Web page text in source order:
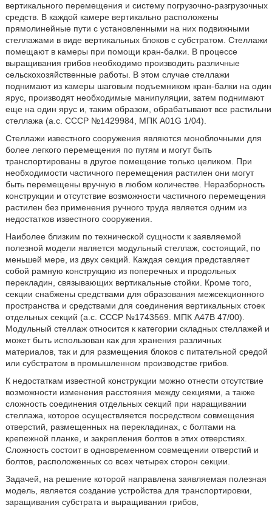
вертикального перемещения и систему погрузочно-разгрузочных
средств. В каждой камере вертикально расположены
прямолинейные пути с установленными на них подвижными
стеллажами в виде вертикальных блоков с субстратом. Стеллажи
помещают в камеры при помощи кран-балки. В процессе
выращивания грибов необходимо производить различные
сельскохозяйственные работы. В этом случае стеллажи
поднимают из камеры шаговым подъемником кран-балки на один
ярус, производят необходимые манипуляции, затем поднимают
еще на один ярус и, таким образом, обрабатывают все растильни
стеллажа (а.с. СССР №1429984, МПК A01G 1/04).
Стеллажи известного сооружения являются моноблочными для
более легкого перемещения по путям и могут быть
транспортированы в другое помещение только целиком. При
необходимости частичного перемещения растилен они могут
быть перемещены вручную в любом количестве. Неразборность
конструкции и отсутствие возможности частичного перемещения
растилен без применения ручного труда является одним из
недостатков известного сооружения.
Наиболее близким по технической сущности к заявляемой
полезной модели является модульный стеллаж, состоящий, по
меньшей мере, из двух секций. Каждая секция представляет
собой рамную конструкцию из поперечных и продольных
перекладин, связывающих вертикальные стойки. Кроме того,
секции снабжены средствами для образования межсекционного
пространства и средствами для соединения вертикальных стоек
отдельных секций (а.с. СССР №1743569. МПК А47В 47/00).
Модульный стеллаж относится к категории складных стеллажей и
может быть использован как для хранения различных
материалов, так и для размещения блоков с питательной средой
или субстратом в промышленном производстве грибов.
К недостаткам известной конструкции можно отнести отсутствие
возможности изменения расстояния между секциями, а также
сложность соединения отдельных секций при наращивании
стеллажа, которое осуществляется посредством совмещения
отверстий, размещенных на перекладинах, с болтами на
крепежной планке, и закрепления болтов в этих отверстиях.
Сложность состоит в одновременном совмещении отверстий и
болтов, расположенных со всех четырех сторон секции.
Задачей, на решение которой направлена заявляемая полезная
модель, является создание устройства для транспортировки,
заращивания субстрата и выращивания грибов,